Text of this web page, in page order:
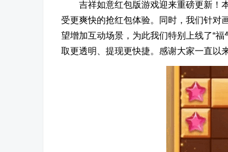
吉祥如意红包版游戏迎来重磅更新！
受更爽快的抢红包体验。同时，我们针对
望增加互动场景，为此我们特别上线了“
取更透明、提现更快捷。感谢大家一直以